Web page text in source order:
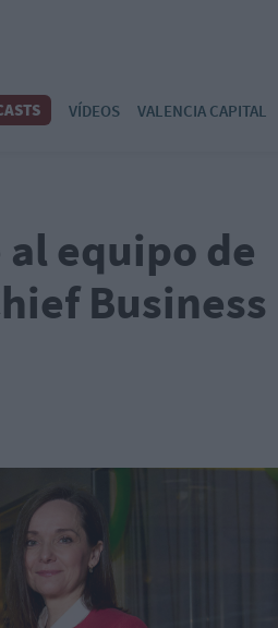
VÍDEOS VALENCIA CAPITAL
al equipo de
Business